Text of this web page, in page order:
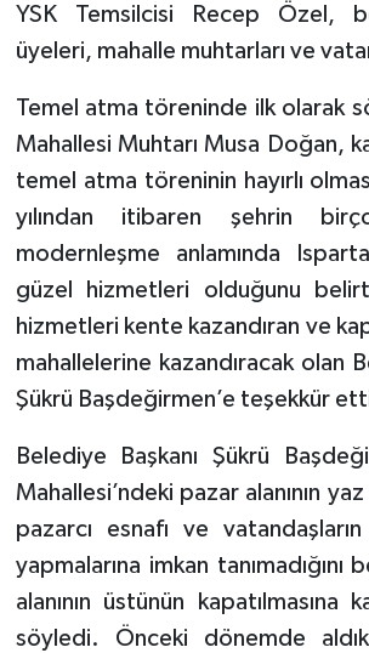
YSK Temsilcisi Recep Özel,
üyeleri, mahalle muhtarları ve
Temel atma töreninde ilk olarak
Mahallesi Muhtarı Musa Doğan,
temel atma töreninin hayırlı
yılından itibaren şehrin
modernleşme anlamında
güzel hizmetleri olduğunu
hizmetleri kente kazandıran ve
mahallelerine kazandıracak olan
Şükrü Başdeğirmen’e teşekkür
Belediye Başkanı Şükrü
Mahallesi’ndeki pazar alanının yaz
pazarcı esnafı ve
yapmalarına imkan
alanının üstünün kapatılmasına
söyledi. Önceki dönemde